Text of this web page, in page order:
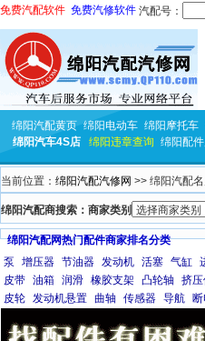
免费汽配软件 免费汽修软件 汽配号：
绵阳汽配黄页 绵阳电动车 绵阳摩托车
绵阳汽车4S店
绵阳违章查询 绵阳配
当前位置： 绵阳汽配汽修网 >> 绵阳汽配
绵阳汽配商搜索：商家类别
绵阳汽配网热门配件商家排名分类
泵
增压器 节油器 发动机 活塞 气缸
皮带 油箱 润滑 橡胶支架 凸轮轴 挤
皮轮 发动机悬置 曲轴 传感器 导航